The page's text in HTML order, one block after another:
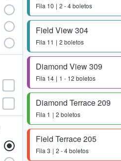
Fila 10 2 - 4 boletos
Field View 304
Fila 11 2 boletos
Diamond View 309
Fila 14 1 - 12 boletos
Diamond Terrace 209
Fila 1 2 boletos
Field Terrace 205
Fila 3 2 - 4 boletos